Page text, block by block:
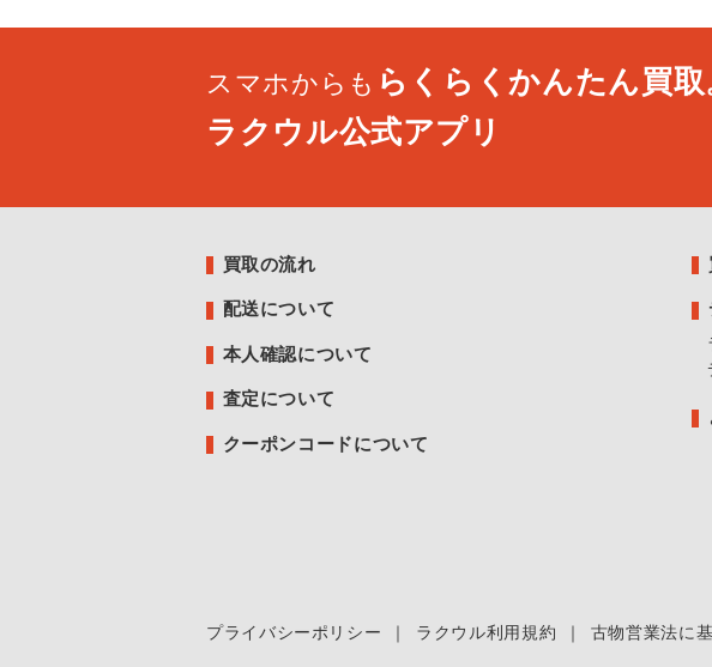
スマホからも らくらくかんたん買取
ラクウル公式アプリ
買取の流れ
配送について
本人確認について
査定について
クーポンコードについて
プライバシーポリシー ｜ ラクウル利用規約 ｜ 古物営業法に